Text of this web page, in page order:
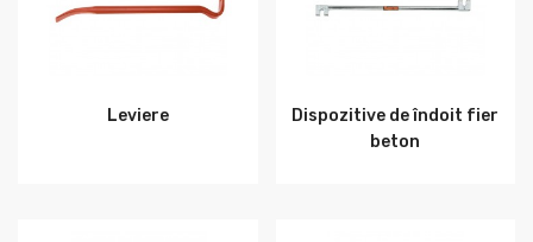
Leviere
Dispozitive de îndoit fier
beton